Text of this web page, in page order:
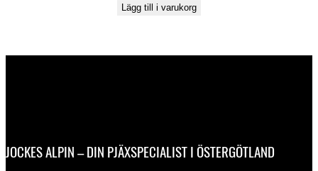
Lägg till i varukorg
JOCKES ALPIN – DIN PJÄXSPECIALIST I ÖSTERGÖTLAND